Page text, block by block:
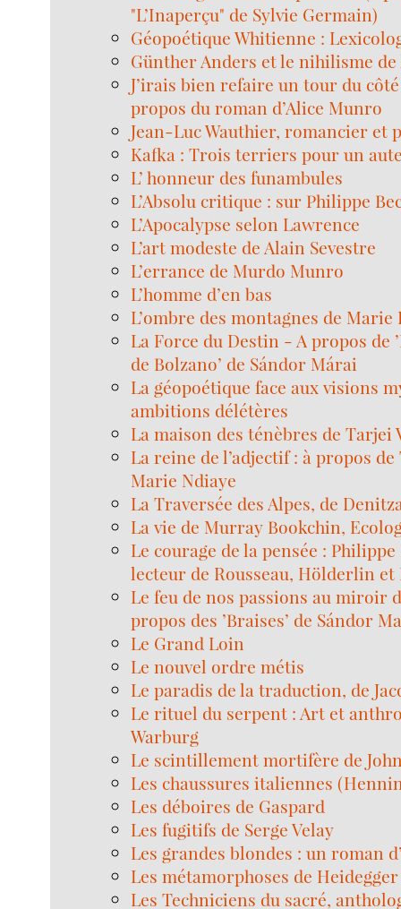
"L’Inaperçu" de Sylvie Germain)
Géopoétique Whitienne :
Günther Anders et le nihilisme de
J’irais bien refaire un tour du
propos du roman d’Alice Munro
Jean-Luc Wauthier, romancier et
Kafka : Trois terriers pour un
L’ honneur des funambules
L’Absolu critique : sur Philippe
L’Apocalypse selon Lawrence
L’art modeste de Alain Sevestre
L’errance de Murdo Munro
L’homme d’en bas
L’ombre des montagnes de
La Force du Destin - A propos de
de Bolzano’ de Sándor Márai
La géopoétique face aux visions
ambitions délétères
La maison des ténèbres de Tarjei
La reine de l’adjectif : à propos
Marie Ndiaye
La Traversée des Alpes, de
La vie de Murray Bookchin,
Le courage de la pensée :
lecteur de Rousseau, Hölderlin et
Le feu de nos passions au miroir
propos des ’Braises’ de Sándor
Le Grand Loin
Le nouvel ordre métis
Le paradis de la traduction, de
Le rituel du serpent : Art et
Warburg
Le scintillement mortifère de
Les chaussures italiennes
Les déboires de Gaspard
Les fugitifs de Serge Velay
Les grandes blondes : un roman
Les métamorphoses de Heidegger
Les Techniciens du sacré,